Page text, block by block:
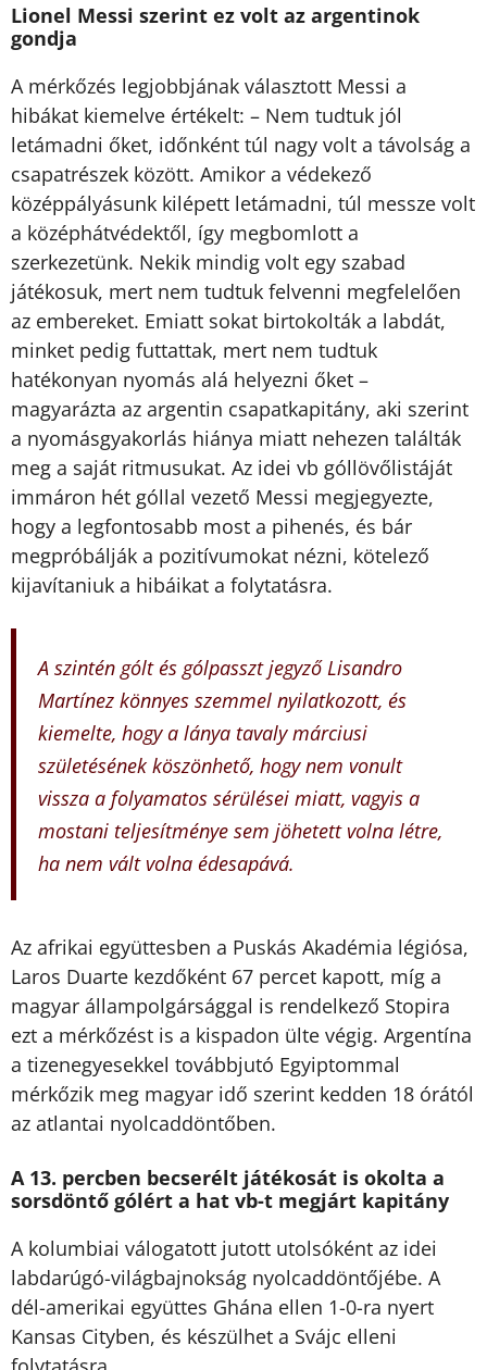
Lionel Messi szerint ez volt az argentinok
gondja
A mérkőzés legjobbjának választott Messi a
hibákat kiemelve értékelt: – Nem tudtuk jól
letámadni őket, időnként túl nagy volt a távolság a
csapatrészek között. Amikor a védekező
középpályásunk kilépett letámadni, túl messze volt
a középhátvédektől, így megbomlott a
szerkezetünk. Nekik mindig volt egy szabad
játékosuk, mert nem tudtuk felvenni megfelelően
az embereket. Emiatt sokat birtokolták a labdát,
minket pedig futtattak, mert nem tudtuk
hatékonyan nyomás alá helyezni őket –
magyarázta az argentin csapatkapitány, aki szerint
a nyomásgyakorlás hiánya miatt nehezen találták
meg a saját ritmusukat. Az idei vb góllövőlistáját
immáron hét góllal vezető Messi megjegyezte,
hogy a legfontosabb most a pihenés, és bár
megpróbálják a pozitívumokat nézni, kötelező
kijavítaniuk a hibáikat a folytatásra.
A szintén gólt és gólpasszt jegyző Lisandro
Martínez könnyes szemmel nyilatkozott, és
kiemelte, hogy a lánya tavaly márciusi
születésének köszönhető, hogy nem vonult
vissza a folyamatos sérülései miatt, vagyis a
mostani teljesítménye sem jöhetett volna létre,
ha nem vált volna édesapává.
Az afrikai együttesben a Puskás Akadémia légiósa,
Laros Duarte kezdőként 67 percet kapott, míg a
magyar állampolgársággal is rendelkező Stopira
ezt a mérkőzést is a kispadon ülte végig. Argentína
a tizenegyesekkel továbbjutó Egyiptommal
mérkőzik meg magyar idő szerint kedden 18 órától
az atlantai nyolcaddöntőben.
A 13. percben becserélt játékosát is okolta a
sorsdöntő gólért a hat vb-t megjárt kapitány
A kolumbiai válogatott jutott utolsóként az idei
labdarúgó-világbajnokság nyolcaddöntőjébe. A
dél-amerikai együttes Ghána ellen 1-0-ra nyert
Kansas Cityben, és készülhet a Svájc elleni